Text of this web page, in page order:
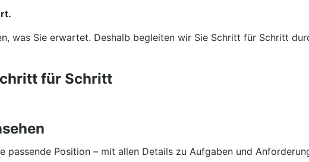
was Sie erwartet. Deshalb begleiten wir Sie Schritt für Schritt
für Schritt
passende Position – mit allen Details zu Aufgaben und